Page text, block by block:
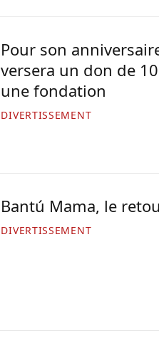
Pour son
versera un don de
une fondation
DIVERTISSEMENT
Bantú Mama, le
DIVERTISSEMENT